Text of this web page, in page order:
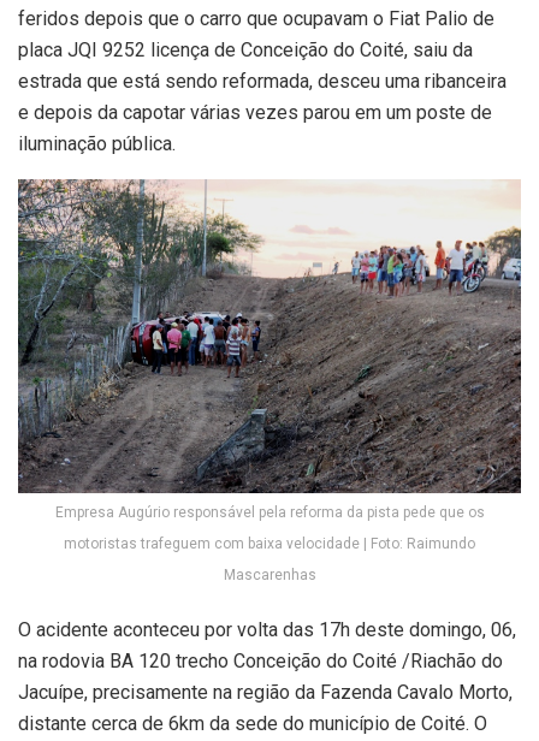
feridos depois que o carro que ocupavam o Fiat Palio de
placa JQI 9252 licença de Conceição do Coité, saiu da
estrada que está sendo reformada, desceu uma ribanceira
e depois da capotar várias vezes parou em um poste de
iluminação pública.
Empresa Augúrio responsável pela reforma da pista pede que os
motoristas trafeguem com baixa velocidade | Foto: Raimundo
Mascarenhas
O acidente aconteceu por volta das 17h deste domingo, 06,
na rodovia BA 120 trecho Conceição do Coité /Riachão do
Jacuípe, precisamente na região da Fazenda Cavalo Morto,
distante cerca de 6km da sede do município de Coité. O